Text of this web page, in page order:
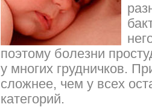
поэтому болезни
у многих грудничков.
сложнее, чем у всех
категорий.